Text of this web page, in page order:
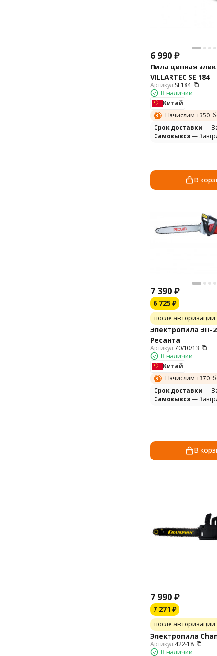
6 990 ₽
Пила цепная
VILLARTEC SE 184
Артикул:SE184
В наличии
Китай
Начислим +350
Cрок доставки —
Самовывоз—
В
7 390 ₽
6 725 ₽
после авторизации
Электропила ЭП-
Ресанта
Артикул:70/10/13
В наличии
Китай
Начислим +370
Cрок доставки —
Самовывоз—
В
7 990 ₽
7 271 ₽
после авторизации
Электропила
Артикул:422-18
В наличии